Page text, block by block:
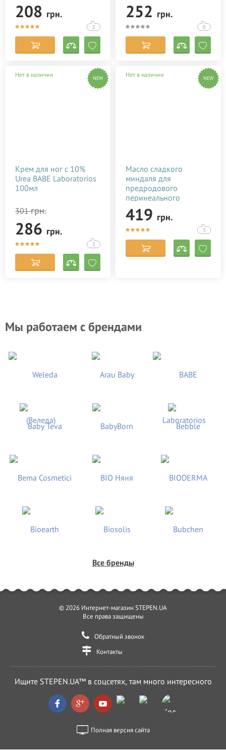
208 грн.
2
252 грн.
0
Нет в наличии NEW
Крем для ног с 10%
Urea BABE Laboratorios
100мл
301грн.
286 грн.
3
Нет в наличии NEW
Масло сладкого
миндаля для
предродового
перинеального
массажа (100 мл)
419 грн.
3
Мы работаем с брендами
Все бренды
© 2026 Интернет-магазин STEPEN.UA
Все права защищены
Обратный звонок
Контакты
Ищите STEPEN.UA™ в соцсетях, там много интересного
Полная версия сайта